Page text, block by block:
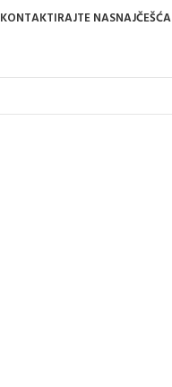
KONTAKTIRAJTE NAS